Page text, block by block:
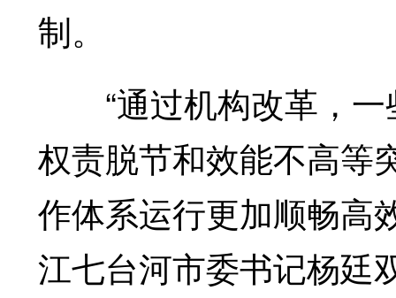
制。
“通过机构改革，一
权责脱节和效能不高等
作体系运行更加顺畅高
江七台河市委书记杨廷